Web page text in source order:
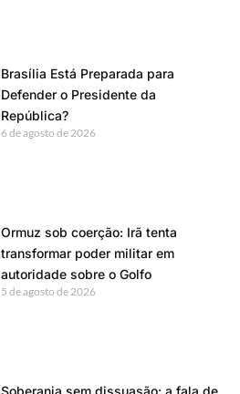
Brasília Está Preparada para
Defender o Presidente da
República?
6 de agosto de 2026
Ormuz sob coerção: Irã tenta
transformar poder militar em
autoridade sobre o Golfo
5 de agosto de 2026
Soberania sem dissuasão: a fala de